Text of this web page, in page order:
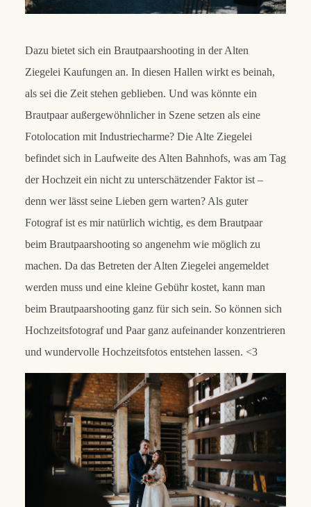
Dazu bietet sich ein Brautpaarshooting in der Alten
Ziegelei Kaufungen an. In diesen Hallen wirkt es beinah,
als sei die Zeit stehen geblieben. Und was könnte ein
Brautpaar außergewöhnlicher in Szene setzen als eine
Fotolocation mit Industriecharme? Die Alte Ziegelei
befindet sich in Laufweite des Alten Bahnhofs, was am Tag
der Hochzeit ein nicht zu unterschätzender Faktor ist –
denn wer lässt seine Lieben gern warten? Als guter
Fotograf ist es mir natürlich wichtig, es dem Brautpaar
beim Brautpaarshooting so angenehm wie möglich zu
machen. Da das Betreten der Alten Ziegelei angemeldet
werden muss und eine kleine Gebühr kostet, kann man
beim Brautpaarshooting ganz für sich sein. So können sich
Hochzeitsfotograf und Paar ganz aufeinander konzentrieren
und wundervolle Hochzeitsfotos entstehen lassen. <3